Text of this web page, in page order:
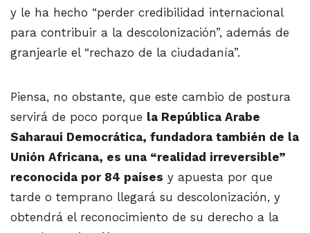
y le ha hecho “perder credibilidad internacional
para contribuir a la descolonización”, además de
granjearle el “rechazo de la ciudadanía”.
Piensa, no obstante, que este cambio de postura
servirá de poco porque la República Arabe
Saharaui Democrática, fundadora también de la
Unión Africana, es una “realidad irreversible”
reconocida por 84 países y apuesta por que
tarde o temprano llegará su descolonización, y
obtendrá el reconocimiento de su derecho a la